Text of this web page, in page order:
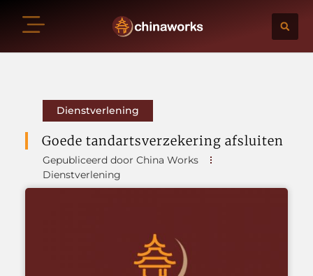
Dienstverlening
Goede tandartsverzekering afsluiten
Gepubliceerd door China Works
Dienstverlening